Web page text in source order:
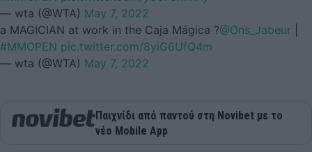
— wta (@WTA) May 7, 2022
a MAGICIAN at work in the Caja Mágica ?@Ons_Jabeur
#MMOPEN pic.twitter.com/8yiG6UfQ4m
— wta (@WTA) May 7, 2022
Παιχνίδι από παντού στη Novibet με το
νέο Mobile App